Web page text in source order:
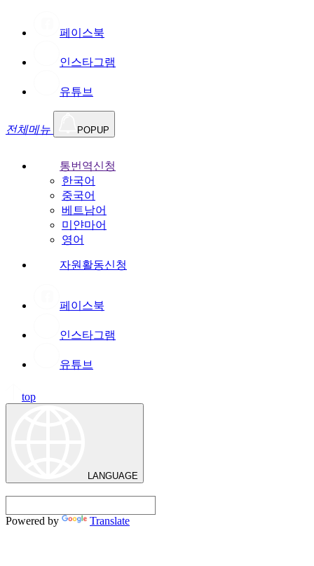
페이스북
인스타그램
유튜브
전체메뉴 POPUP
통번역신청
한국어
중국어
베트남어
미얀마어
영어
자원활동신청
페이스북
인스타그램
유튜브
top
LANGUAGE
Powered by Translate